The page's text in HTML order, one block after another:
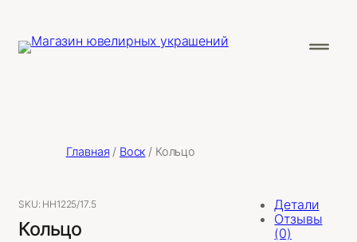
Главная / Воск / Кольцо
SKU: НН1225/17.5
Кольцо
Детали
Отзывы
(0)